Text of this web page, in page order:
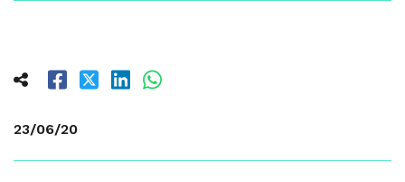
23/06/20